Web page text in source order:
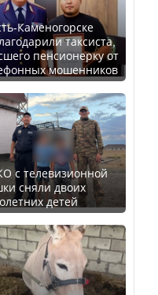
введены
для
прав
официально
в должность
США
Каменогорске
таксиста,
пенсионерку от
мошенников
с телевизионной
сняли двоих
детей